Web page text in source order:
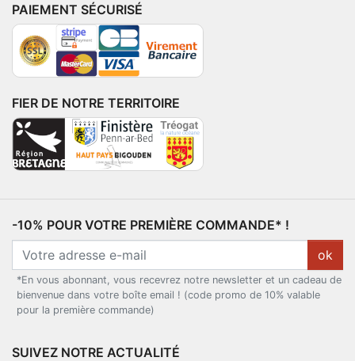
PAIEMENT SÉCURISÉ
FIER DE NOTRE TERRITOIRE
-10% POUR VOTRE PREMIÈRE COMMANDE* !
ok
*En vous abonnant, vous recevrez notre newsletter et un cadeau de
bienvenue dans votre boîte email ! (code promo de 10% valable
pour la première commande)
SUIVEZ NOTRE ACTUALITÉ